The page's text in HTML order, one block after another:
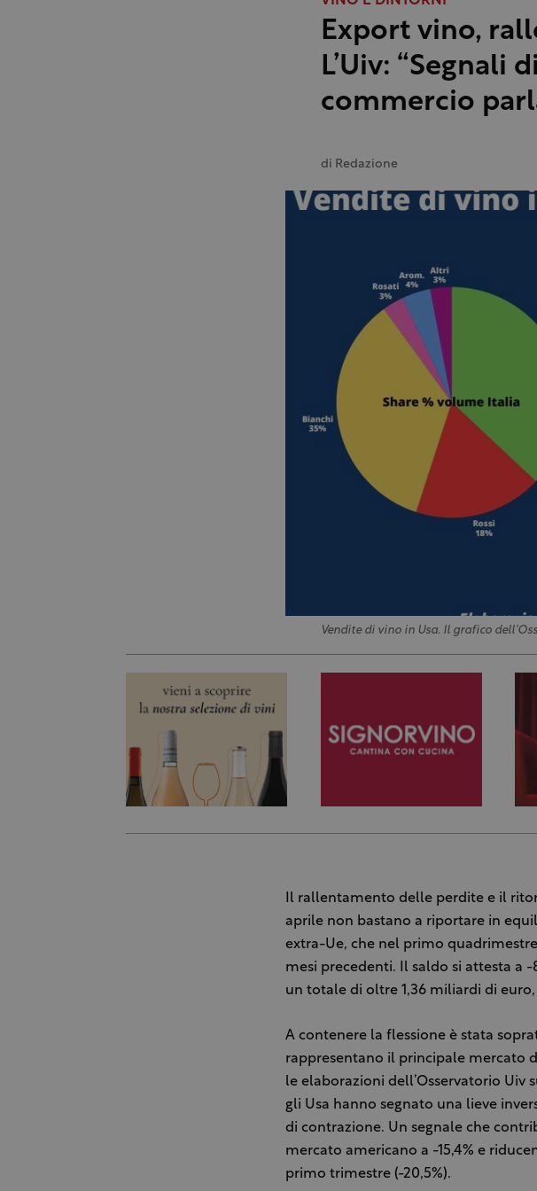
Export vino,
L’Uiv: “Segnali
commercio
di Redazione
Vendite di vino in Usa. Il grafico
Il rallentamento delle perdite e il
aprile non bastano a riportare in
extra-Ue, che nel primo
mesi precedenti. Il saldo si attesta a
un totale di oltre 1,36 miliardi di
A contenere la flessione è stata
rappresentano il principale mercato
le elaborazioni dell’Osservatorio Uiv
gli Usa hanno segnato una lieve
di contrazione. Un segnale che
mercato americano a -15,4% e
primo trimestre (-20,5%).